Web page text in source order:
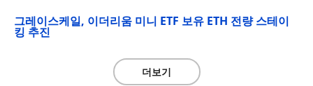
그레이스케일, 이더리움 미니 ETF 보유 ETH 전량 스테이
킹 추진
더보기